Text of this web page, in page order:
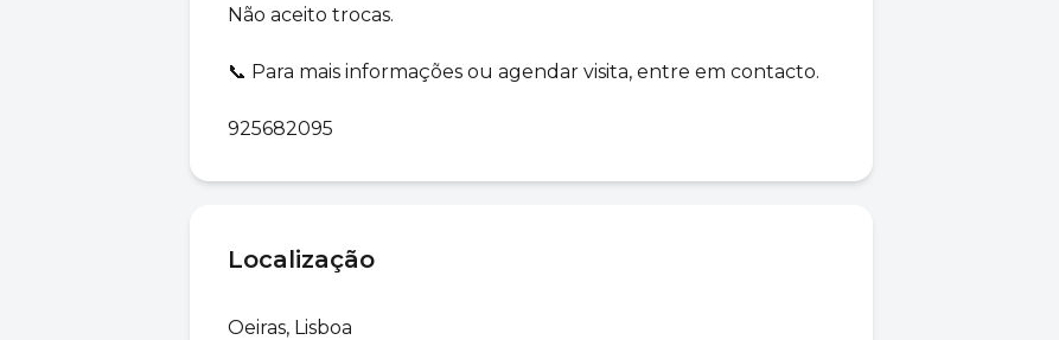
Não aceito trocas.
📞 Para mais informações ou agendar visita, entre em contacto.
925682095
Localização
Oeiras, Lisboa